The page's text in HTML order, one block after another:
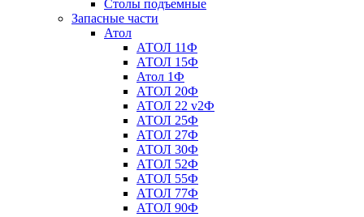
Столы подъемные
Запасные части
Атол
АТОЛ 11Ф
АТОЛ 15Ф
Атол 1Ф
АТОЛ 20Ф
АТОЛ 22 v2Ф
АТОЛ 25Ф
АТОЛ 27Ф
АТОЛ 30Ф
АТОЛ 52Ф
АТОЛ 55Ф
АТОЛ 77Ф
АТОЛ 90Ф